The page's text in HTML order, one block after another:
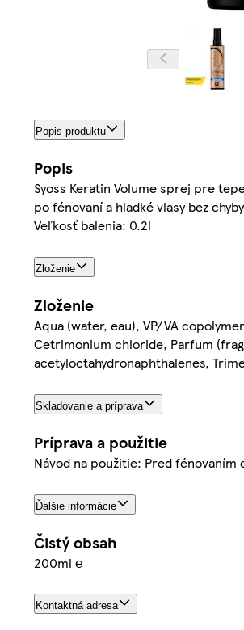
Popis produktu
Popis
Syoss Keratin Volume sprej pre
po fénovaní a hladké vlasy bez
Veľkosť balenia: 0.2l
Zloženie
Zloženie
Aqua (water, eau), VP/VA
Cetrimonium chloride, Parfum
acetyloctahydronaphthalenes,
Skladovanie a príprava
Príprava a použitie
Návod na použitie: Pred
Ďalšie informácie
Čistý obsah
200ml ℮
Kontaktná adresa